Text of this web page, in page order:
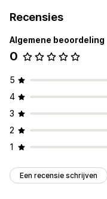
Aankondigingsbalk
Productpagina's
Timingsopties
Eenmalig
Type timer
Dagelijkse deals
Checkout Uiterste
Recensies
Algemene beoordeling
0
5
4
3
2
1
Een recensie schrijven